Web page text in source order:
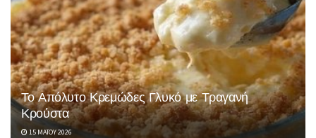
Το Απόλυτο Κρεμώδες Γλυκό με Τραγανή
Κρούστα
15 ΜΑΪ́ΟΥ 2026